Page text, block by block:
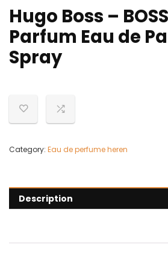
Hugo Boss –
Parfum Eau de
Spray
Category: Eau de perfume heren
Description